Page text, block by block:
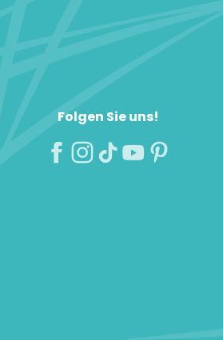
Folgen Sie uns!